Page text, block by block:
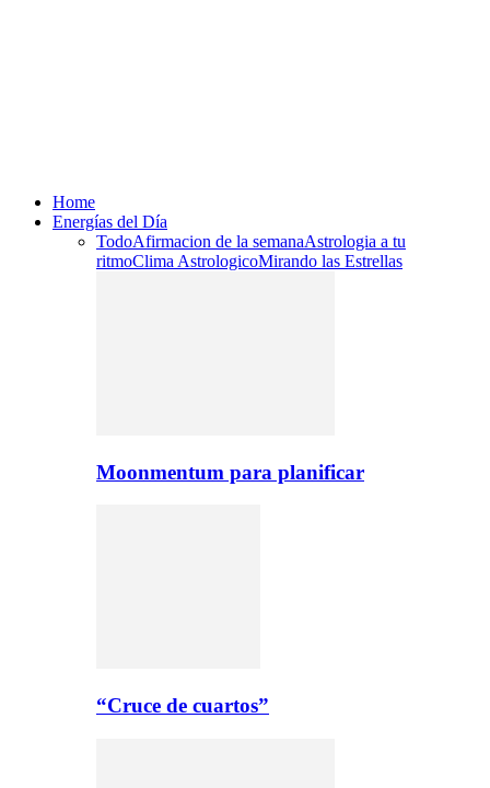
Home
Energías del Día
TodoAfirmacion de la semanaAstrologia a tu
ritmoClima AstrologicoMirando las Estrellas
Moonmentum para planificar
“Cruce de cuartos”